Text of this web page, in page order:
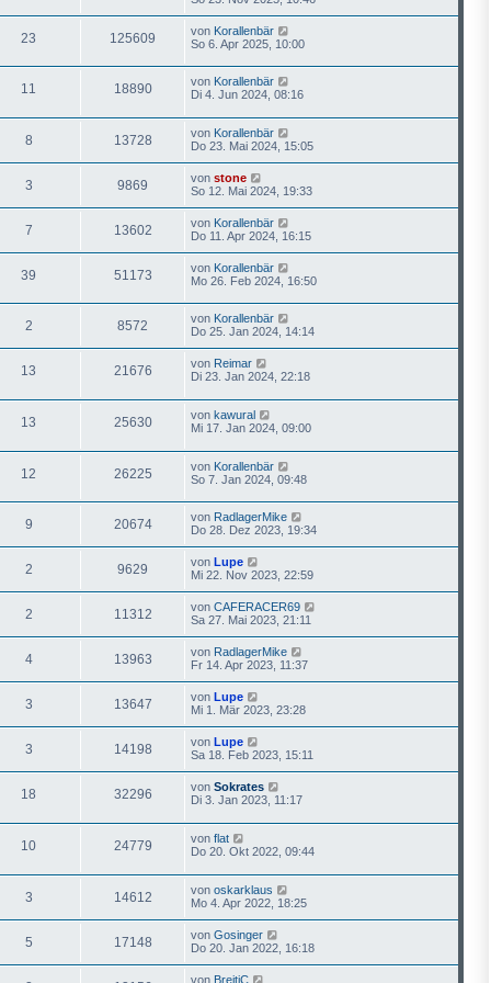
23 125609 von Korallenbär
So 6. Apr 2025, 10:00
11 18890 von Korallenbär
Di 4. Jun 2024, 08:16
8 13728 von Korallenbär
Do 23. Mai 2024, 15:05
3 9869 von stone
So 12. Mai 2024, 19:33
7 13602 von Korallenbär
Do 11. Apr 2024, 16:15
39 51173 von Korallenbär
Mo 26. Feb 2024, 16:50
2 8572 von Korallenbär
Do 25. Jan 2024, 14:14
13 21676 von Reimar
Di 23. Jan 2024, 22:18
13 25630 von kawural
Mi 17. Jan 2024, 09:00
12 26225 von Korallenbär
So 7. Jan 2024, 09:48
9 20674 von RadlagerMike
Do 28. Dez 2023, 19:34
2 9629 von Lupe
Mi 22. Nov 2023, 22:59
2 11312 von CAFERACER69
Sa 27. Mai 2023, 21:11
4 13963 von RadlagerMike
Fr 14. Apr 2023, 11:37
3 13647 von Lupe
Mi 1. Mär 2023, 23:28
3 14198 von Lupe
Sa 18. Feb 2023, 15:11
18 32296 von Sokrates
Di 3. Jan 2023, 11:17
10 24779 von flat
Do 20. Okt 2022, 09:44
3 14612 von oskarklaus
Mo 4. Apr 2022, 18:25
5 17148 von Gosinger
Do 20. Jan 2022, 16:18
von BreitiC